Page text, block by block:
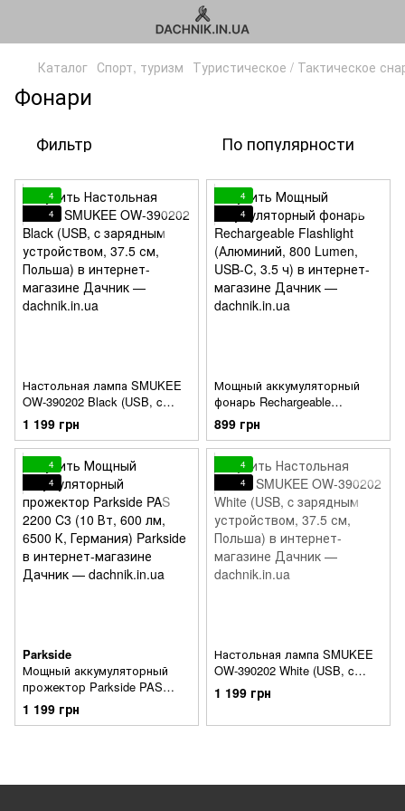
Каталог Спорт, туризм Туристическое / Тактическое
Фонари
Фильтр По популярности
4
4
Настольная лампа SMUKEE
OW-390202 Black (USB, c
зарядным устройством, 37.5
см, Польша)
1 199 грн
4
4
Мощный аккумуляторный
фонарь Rechargeable
Flashlight (Алюминий, 800
Lumen, USB-C, 3.5 ч)
899 грн
4
4
Parkside
Мощный аккумуляторный
прожектор Parkside PAS
2200 C3 (10 Вт, 600 лм, 6500
К, Германия)
1 199 грн
4
4
Настольная лампа SMUKEE
OW-390202 White (USB, c
зарядным устройством, 37.5
см, Польша)
1 199 грн